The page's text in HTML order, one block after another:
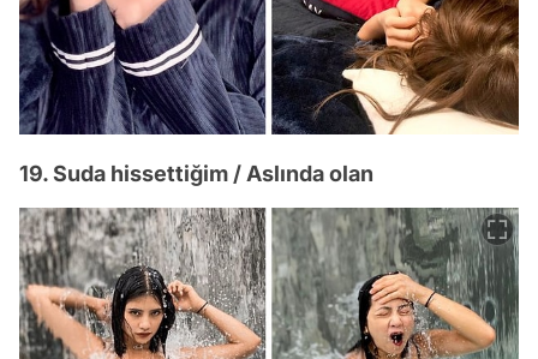
19. Suda hissettiğim / Aslında olan